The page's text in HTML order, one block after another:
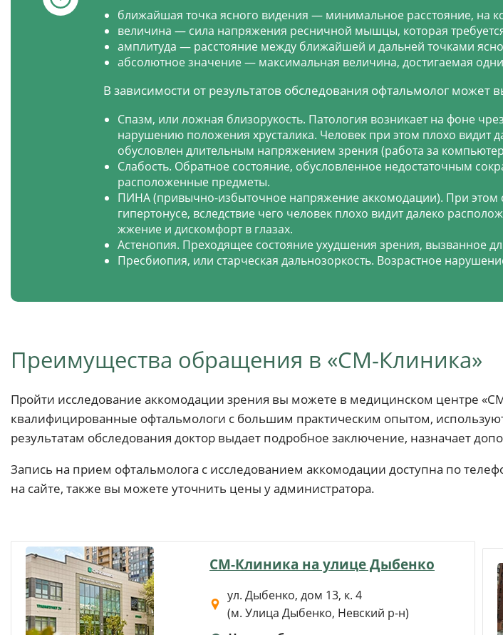
ближайшая точка ясного видения — минимальное расстояние, на
величина — сила напряжения ресничной мышцы, которая
амплитуда — расстояние между ближайшей и дальней точками
абсолютное значение — максимальная величина, достигаемая
В зависимости от результатов обследования офтальмолог
Спазм, или ложная близорукость. Патология возникает на фоне
нарушению положения хрусталика. Человек при этом плохо
обусловлен длительным напряжением зрения (работа за
Слабость. Обратное состояние, обусловленное недостаточным
расположенные предметы.
ПИНА (привычно-избыточное напряжение аккомодации). При этом
гипертонусе, вследствие чего человек плохо видит далеко
жжение и дискомфорт в глазах.
Астенопия. Преходящее состояние ухудшения зрения, вызванное
Пресбиопия, или старческая дальнозоркость. Возрастное
Преимущества обращения в «СМ-Клиника»
Пройти исследование аккомодации зрения вы можете в медицинском центре
квалифицированные офтальмологи с большим практическим опытом,
результатам обследования доктор выдает подробное заключение, назначает
Запись на прием офтальмолога с исследованием аккомодации доступна по
на сайте, также вы можете уточнить цены у администратора.
СМ-Клиника на улице Дыбенко
ул. Дыбенко, дом 13, к. 4
(м. Улица Дыбенко, Невский р-н)